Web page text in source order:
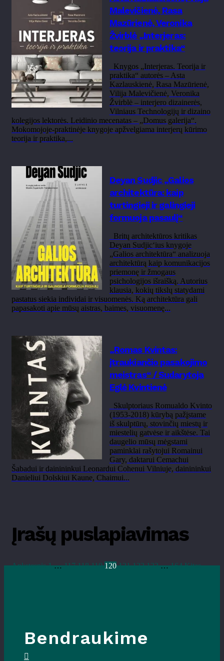
Malevičienė, Rasa
Mazūrienė, Veronika
Žvirblė „Interjeras:
teorija ir praktika“
Knygos „Interjeras. Teorija ir
praktika“ autorės – Asta
Kazlauskienė, Rasa Mazūrienė,
Vilija Malevičienė, Veronika
Žvirblė – interjero dizainerės,
Vilniaus Technologijų ir dizaino
kolegijos lektorės. Leidinio mecenatas – „Domus galerija“.
Mokomojoje-praktinėje knygoje apžvelgiama interjerų kūrimo
teorija ir praktika,...
Deyan Sudjic „Galios
architektūra: kaip
turtingieji ir galingieji
formuoja pasaulį“
Britų architektūros kritikas
Deyan Sudjic‘ius knygoje
„Galios architektūra“ analizuoja
architektūrą kaip komunikacijos
priemonę ir žmogaus
psichologijos išraišką. Autorius
klausia, kokių tikslų statydami
pastatus siekia individai ir visuomenės. Ką architektūra gali
papasakoti apie mūsų aistras, baimes, visuomenę...
„Romas Kvintas:
įtraukiančio pasakojimo
meistras“ / Sudarytoja
Eglė Kvintienė
Skulptoriaus Romualdo Kvinto
(1953-2018) kūrybą pažįstame
iš skulptūrų, stovinčių miestų ir
miestelių gatvėse ir aikštėse. Tai
daugelio mūsų mėgstami
paminklai rašytojui Romainui
Gary, daktarui Cemachui
Šabadui ir dainininkui Leonardui Cohenui Vilniuje, dainininkui
Danieliui Dolskiui Kaune, Chaimui...
Įrašų puslapiavimas
Ankstesnis 1 … 117 118 119 120 121 122 123 … 164 Kitas
Bendraukime